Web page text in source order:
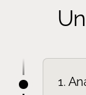
1.